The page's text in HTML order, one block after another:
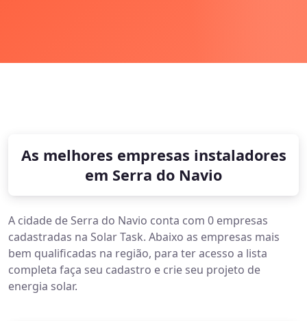
As melhores empresas instaladores
em Serra do Navio
A cidade de Serra do Navio conta com 0 empresas
cadastradas na Solar Task. Abaixo as empresas mais
bem qualificadas na região, para ter acesso a lista
completa faça seu cadastro e crie seu projeto de
energia solar.